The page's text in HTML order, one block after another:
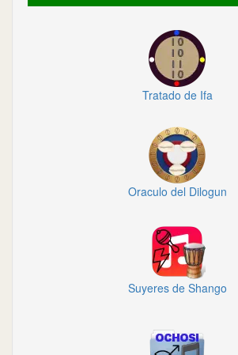
Tratado de Ifa
Oraculo del Dilogun
Suyeres de Shango